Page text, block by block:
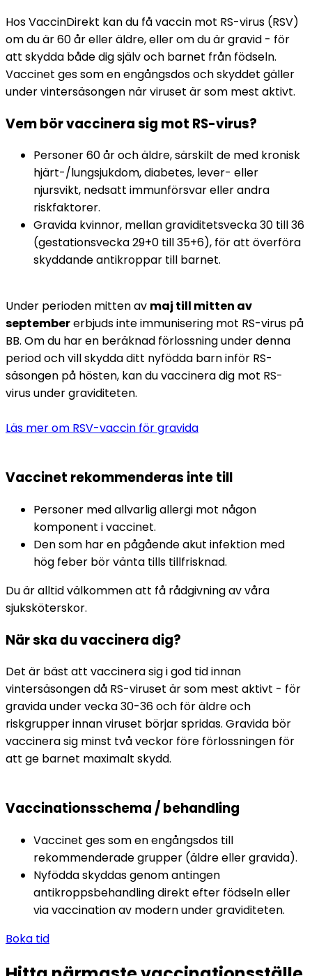
Hos VaccinDirekt kan du få vaccin mot RS-virus (RSV)
om du är 60 år eller äldre, eller om du är gravid - för
att skydda både dig själv och barnet från födseln.
Vaccinet ges som en engångsdos och skyddet gäller
under vintersäsongen när viruset är som mest aktivt.
Vem bör vaccinera sig mot RS-virus?
Personer 60 år och äldre, särskilt de med kronisk
hjärt-/lungsjukdom, diabetes, lever- eller
njursvikt, nedsatt immunförsvar eller andra
riskfaktorer.
Gravida kvinnor, mellan graviditetsvecka 30 till 36
(gestationsvecka 29+0 till 35+6), för att överföra
skyddande antikroppar till barnet.
Under perioden mitten av maj till mitten av
september erbjuds inte immunisering mot RS-virus på
BB. Om du har en beräknad förlossning under denna
period och vill skydda ditt nyfödda barn inför RS-
säsongen på hösten, kan du vaccinera dig mot RS-
virus under graviditeten.
Läs mer om RSV-vaccin för gravida
Vaccinet rekommenderas inte till
Personer med allvarlig allergi mot någon
komponent i vaccinet.
Den som har en pågående akut infektion med
hög feber bör vänta tills tillfrisknad.
Du är alltid välkommen att få rådgivning av våra
sjuksköterskor.
När ska du vaccinera dig?
Det är bäst att vaccinera sig i god tid innan
vintersäsongen då RS-viruset är som mest aktivt - för
gravida under vecka 30-36 och för äldre och
riskgrupper innan viruset börjar spridas. Gravida bör
vaccinera sig minst två veckor före förlossningen för
att ge barnet maximalt skydd.
Vaccinationsschema / behandling
Vaccinet ges som en engångsdos till
rekommenderade grupper (äldre eller gravida).
Nyfödda skyddas genom antingen
antikroppsbehandling direkt efter födseln eller
via vaccination av modern under graviditeten.
Boka tid